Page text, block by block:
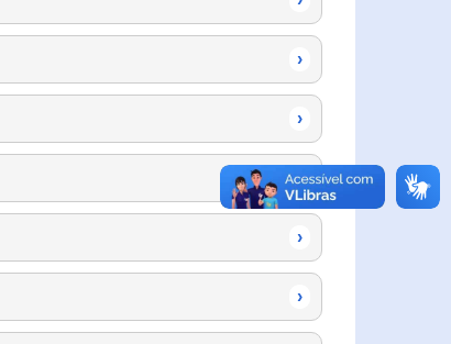
›
›
›
›
›